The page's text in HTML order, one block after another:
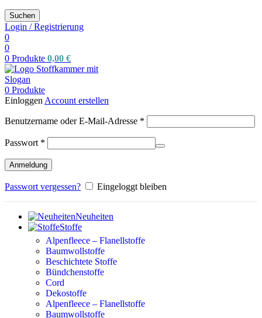
Suchen
Login / Registrierung
0
0
0 Produkte 0,00 €
0 Produkte
Einloggen Account erstellen
Benutzername oder E-Mail-Adresse *
Passwort *
Anmeldung
Passwort vergessen? Eingeloggt bleiben
Neuheiten
Stoffe
Alpenfleece – Flanellstoffe
Baumwollstoffe
Beschichtete Stoffe
Bündchenstoffe
Cord
Dekostoffe
Alpenfleece – Flanellstoffe
Baumwollstoffe